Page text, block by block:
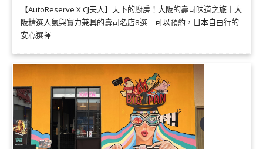
【AutoReserve X CJ夫人】天下的廚房！大阪的壽司味道之旅｜大
阪精選人氣與實力兼具的壽司名店8選｜可以預約，日本自由行的
安心選擇